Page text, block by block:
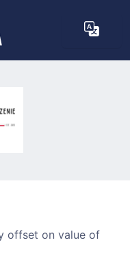
offset on value of